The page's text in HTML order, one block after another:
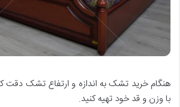
هنگام خرید تشک به اندازه و ارتفاع تشک
با وزن و قد خود تهیه کنید.